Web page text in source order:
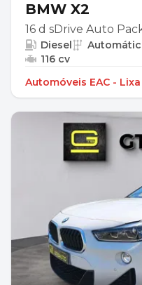
BMW X2
16 d sDrive Auto
Diesel
116 cv
Automóveis EAC - Lixa